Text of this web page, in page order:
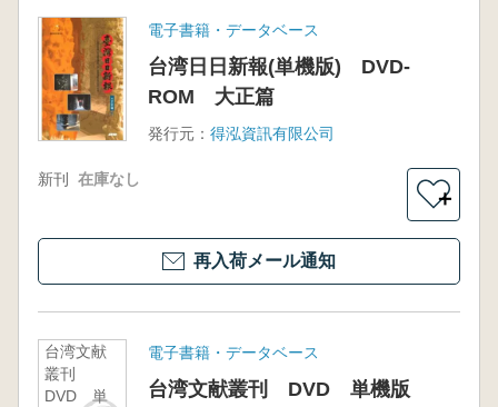
電子書籍・データベース
台湾日日新報(単機版) DVD-
ROM 大正篇
発行元： 得泓資訊有限公司
新刊 在庫なし
＋
再入荷メール通知
台湾文献
叢刊
DVD 単
電子書籍・データベース
台湾文献叢刊 DVD 単機版